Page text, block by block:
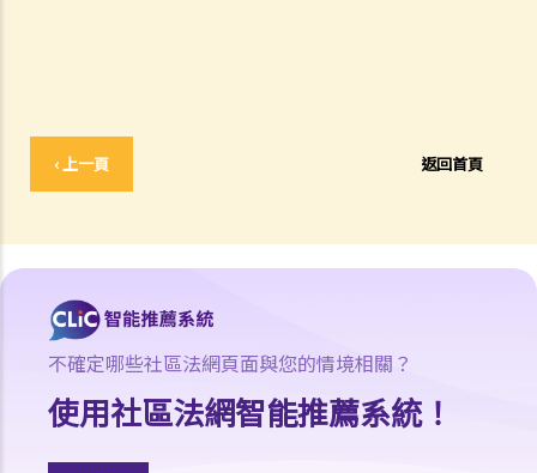
‹ 上一頁 返回首頁
不確定哪些社區法網頁面與您的情境相關？
使用社區法網智能推薦系統！